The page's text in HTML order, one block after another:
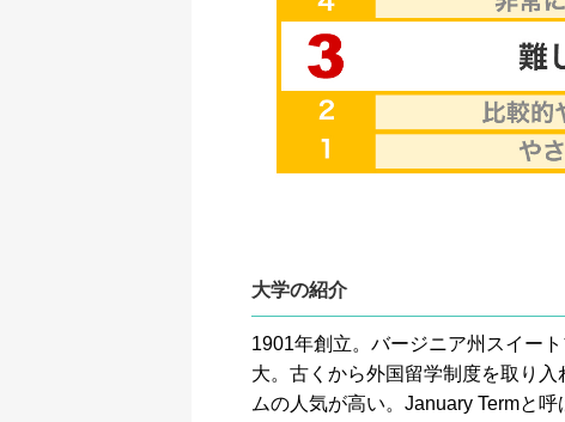
大学の紹介
1901年創立。バージニア州スイー
大。古くから外国留学制度を取り
ムの人気が高い。January Termと